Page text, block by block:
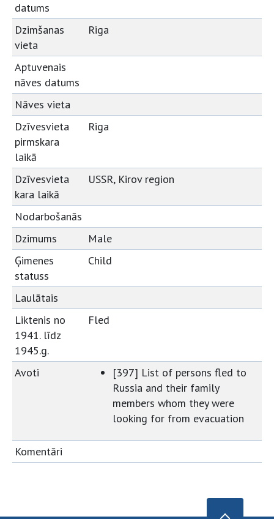
datums
Dzimšanas
vieta
Riga
Aptuvenais
nāves datums
Nāves vieta
Dzīvesvieta
pirmskara
laikā
Riga
Dzīvesvieta
kara laikā
USSR, Kirov region
Nodarbošanās
Dzimums
Male
Ģimenes
statuss
Child
Laulātais
Liktenis no
1941. līdz
1945.g.
Fled
Avoti
[397] List of persons fled to
Russia and their family
members whom they were
looking for from evacuation
Komentāri